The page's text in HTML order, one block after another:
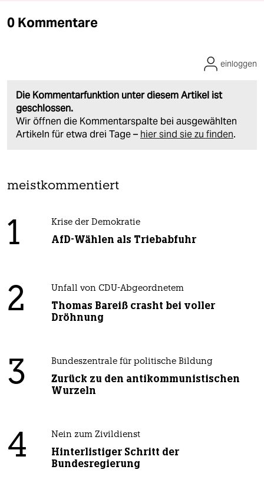
0 Kommentare
Die Kommentarfunktion unter diesem Artikel ist
geschlossen.
Wir öffnen die Kommentarspalte bei ausgewählten
Artikeln für etwa drei Tage – hier sind sie zu finden.
einloggen
meistkommentiert
1 Krise der Demokratie
AfD-Wählen als Triebabfuhr
2 Unfall von CDU-Abgeordnetem
Thomas Bareiß crasht bei voller
Dröhnung
3 Bundeszentrale für politische Bildung
Zurück zu den antikommunistischen
Wurzeln
4 Nein zum Zivildienst
Hinterlistiger Schritt der
Bundesregierung